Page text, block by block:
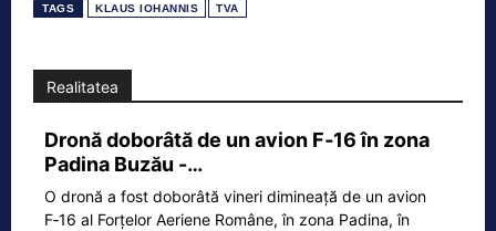
TAGS KLAUS IOHANNIS TVA
Realitatea
Dronă doborâtă de un avion F‑16 în zona
Padina Buzău -…
O dronă a fost doborâtă vineri dimineață de un avion
F‑16 al Forțelor Aeriene Române, în zona Padina, în